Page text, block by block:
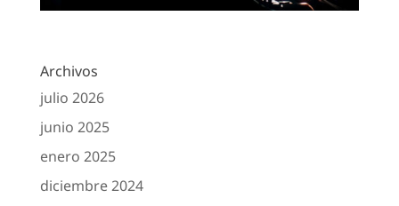
Archivos
julio 2026
junio 2025
enero 2025
diciembre 2024